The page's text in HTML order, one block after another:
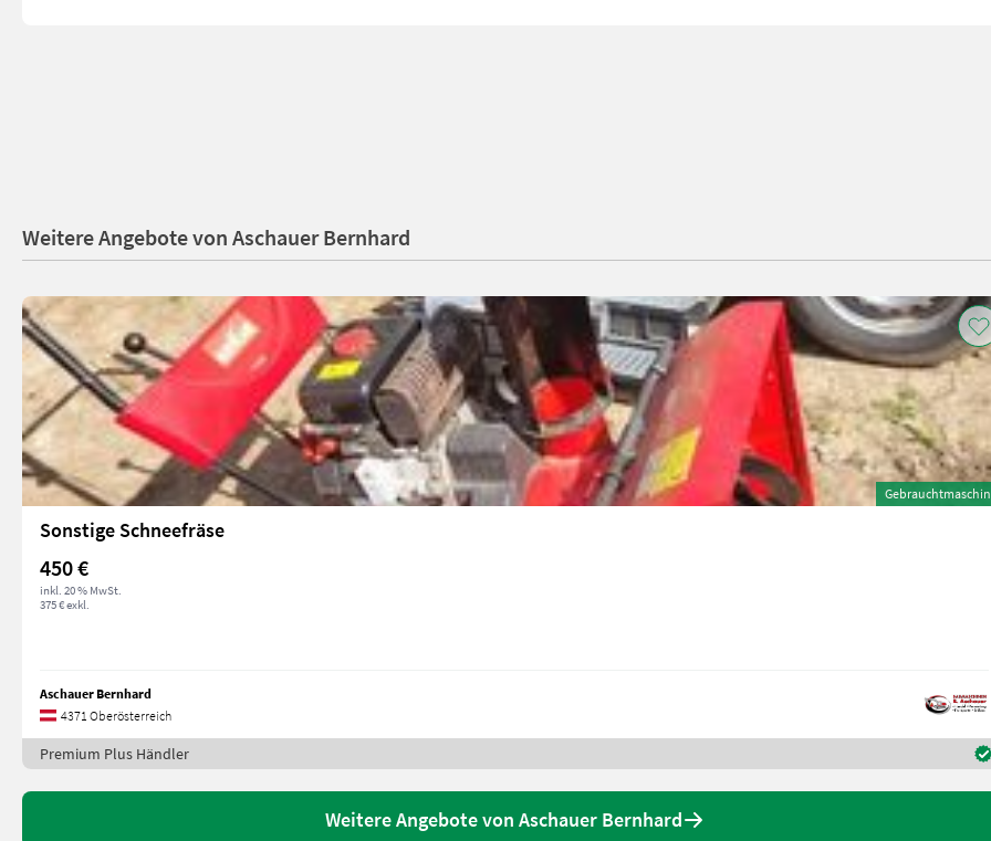
Weitere Angebote von Aschauer Bernhard
Sonstige Schneefräse
450 €
inkl. 20 % MwSt.
375 € exkl.
Aschauer Bernhard
4371 Oberösterreich
Premium Plus Händler
Weitere Angebote von Aschauer Bernhard